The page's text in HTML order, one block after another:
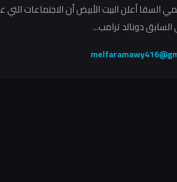
السقا أعلن البيت الأبيض أن الاجتماعات
السابق دونالد ترامب...